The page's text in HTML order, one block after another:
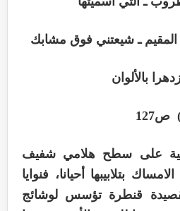
المقيم ـ شيعتني فوق مشابك
بالألوان
على سطح هلامي شفيف
بتلابيبها أحيانا، فنوايا
قنطرة تؤسس لوشائج